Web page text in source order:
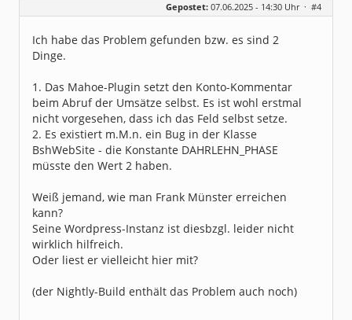
Dabei seit:
06 / 2025
Gepostet: 07.06.2025 - 14:30 Uhr · #4
Ich habe das Problem gefunden bzw. es sind 2
Dinge.
1. Das Mahoe-Plugin setzt den Konto-Kommentar
beim Abruf der Umsätze selbst. Es ist wohl erstmal
nicht vorgesehen, dass ich das Feld selbst setze.
2. Es existiert m.M.n. ein Bug in der Klasse
BshWebSite - die Konstante DAHRLEHN_PHASE
müsste den Wert 2 haben.
Weiß jemand, wie man Frank Münster erreichen
kann?
Seine Wordpress-Instanz ist diesbzgl. leider nicht
wirklich hilfreich.
Oder liest er vielleicht hier mit?
(der Nightly-Build enthält das Problem auch noch)